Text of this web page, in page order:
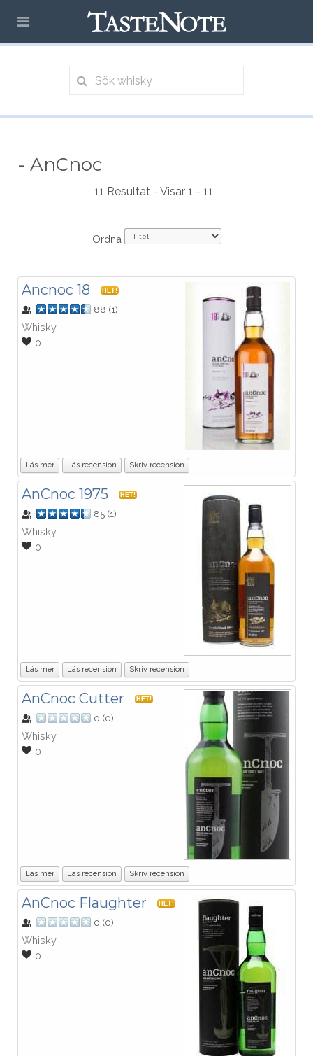
- AnCnoc
11 Resultat - Visar 1 - 11
Ordna
Ancnoc 18 HET!
88 (1)
Whisky
0
Läs mer Läs recension Skriv recension
AnCnoc 1975 HET!
85 (1)
Whisky
0
Läs mer Läs recension Skriv recension
AnCnoc Cutter HET!
0 (0)
Whisky
0
Läs mer Läs recension Skriv recension
AnCnoc Flaughter HET!
0 (0)
Whisky
0